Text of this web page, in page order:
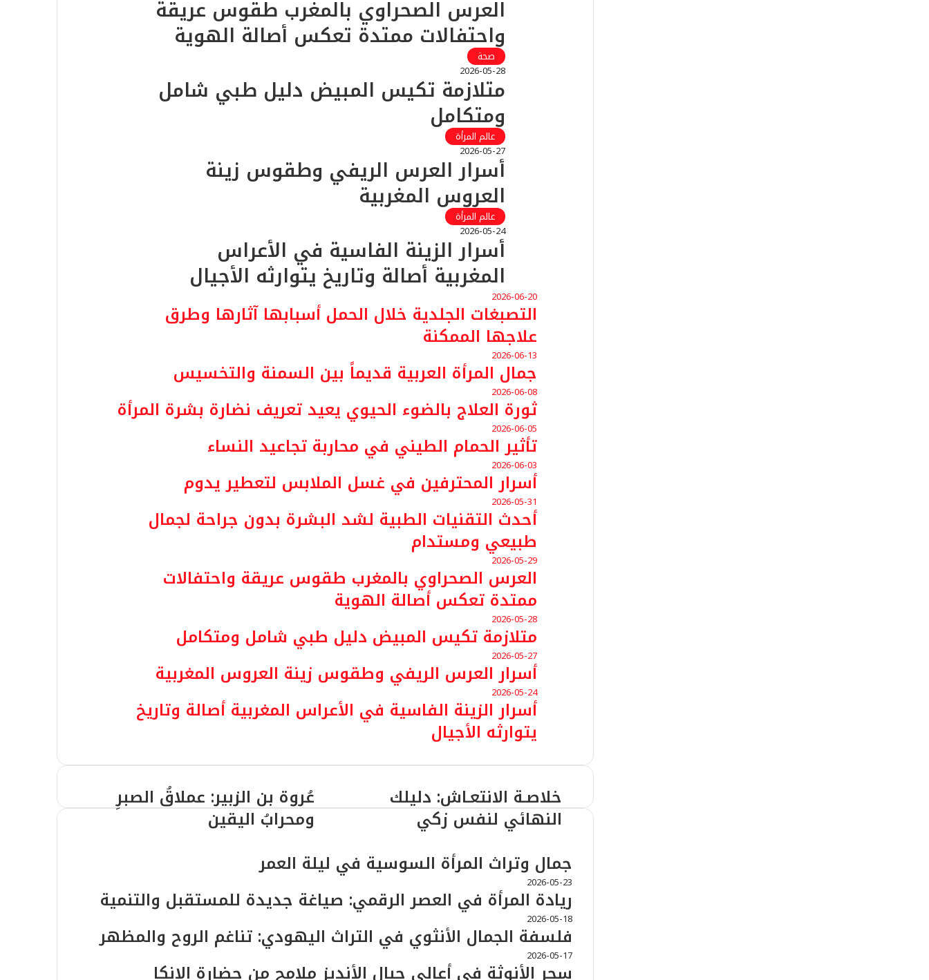
العرس الصحراوي بالمغرب طقوس عريقة
واحتفالات ممتدة تعكس أصالة الهوية
صحة
2026-05-28
متلازمة تكيس المبيض دليل طبي شامل
ومتكامل
عالم المرأة
2026-05-27
أسرار العرس الريفي وطقوس زينة
العروس المغربية
عالم المرأة
2026-05-24
أسرار الزينة الفاسية في الأعراس
المغربية أصالة وتاريخ يتوارثه الأجيال
2026-06-20
التصبغات الجلدية خلال الحمل أسبابها آثارها وطرق
علاجها الممكنة
2026-06-13
جمال المرأة العربية قديماً بين السمنة والتخسيس
2026-06-08
ثورة العلاج بالضوء الحيوي يعيد تعريف نضارة بشرة المرأة
2026-06-05
تأثير الحمام الطيني في محاربة تجاعيد النساء
2026-06-03
أسرار المحترفين في غسل الملابس لتعطير يدوم
2026-05-31
أحدث التقنيات الطبية لشد البشرة بدون جراحة لجمال
طبيعي ومستدام
2026-05-29
العرس الصحراوي بالمغرب طقوس عريقة واحتفالات
ممتدة تعكس أصالة الهوية
2026-05-28
متلازمة تكيس المبيض دليل طبي شامل ومتكامل
2026-05-27
أسرار العرس الريفي وطقوس زينة العروس المغربية
2026-05-24
أسرار الزينة الفاسية في الأعراس المغربية أصالة وتاريخ
يتوارثه الأجيال
عُروة بن الزبير: عملاقُ الصبرِ
ومحرابُ اليقين
خلاصـة الانتعـاش: دليلك
النهائي لنفس زكي
مقالات ذات صلة
جمال وتراث المرأة السوسية في ليلة العمر
2026-05-23
ريادة المرأة في العصر الرقمي: صياغة جديدة للمستقبل والتنمية
2026-05-18
فلسفة الجمال الأنثوي في التراث اليهودي: تناغم الروح والمظهر
2026-05-17
سحر الأنوثة في أعالي جبال الأنديز ملامح من حضارة الإنكا